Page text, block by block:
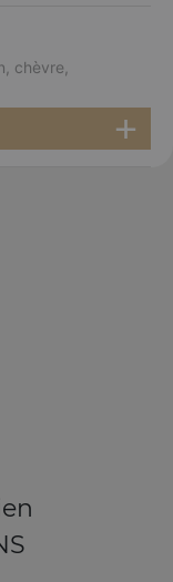
chèvre,